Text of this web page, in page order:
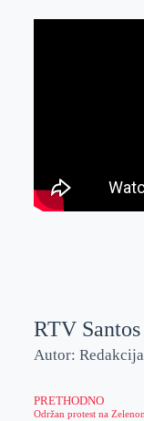
RTV Santos
Autor:
PRETHODNO
Održan protest na